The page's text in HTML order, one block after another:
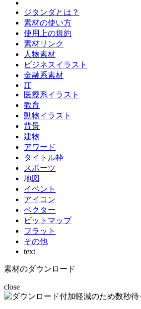
ジタンダとは？
素材の使い方
使用上の規約
素材リンク
人物素材
ビジネスイラスト
金融系素材
IT
医療系イラスト
教育
動物イラスト
背景
建物
アワード
タイトル枠
スポーツ
地図
イベント
アイコン
ベクター
ビットマップ
フラット
その他
text
素材のダウンロード
close